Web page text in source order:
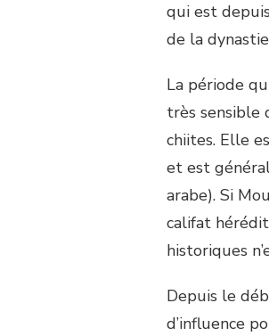
qui est
de la
La période
très sensible
chiites. Elle
et est
arabe). Si
califat
historiques
Depuis le
d’influence